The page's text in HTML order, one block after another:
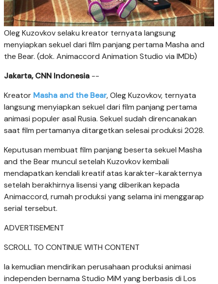
Oleg Kuzovkov selaku kreator ternyata langsung
menyiapkan sekuel dari film panjang pertama Masha and
the Bear. (dok. Animaccord Animation Studio via IMDb)
Jakarta, CNN Indonesia --
Kreator Masha and the Bear, Oleg Kuzovkov, ternyata
langsung menyiapkan sekuel dari film panjang pertama
animasi populer asal Rusia. Sekuel sudah direncanakan
saat film pertamanya ditargetkan selesai produksi 2028.
Keputusan membuat film panjang beserta sekuel Masha
and the Bear muncul setelah Kuzovkov kembali
mendapatkan kendali kreatif atas karakter-karakternya
setelah berakhirnya lisensi yang diberikan kepada
Animaccord, rumah produksi yang selama ini menggarap
serial tersebut.
ADVERTISEMENT
SCROLL TO CONTINUE WITH CONTENT
Ia kemudian mendirikan perusahaan produksi animasi
independen bernama Studio MiM yang berbasis di Los